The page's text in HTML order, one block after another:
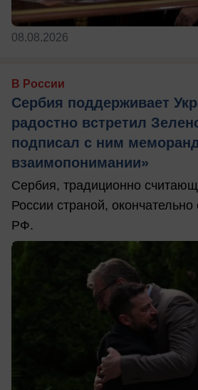
08.08.2026
В России
Сербия поддерживает
радостно встретил
подписал с ним
взаимопонимании»
Сербия, традиционно
России страной, окончательно
РФ.